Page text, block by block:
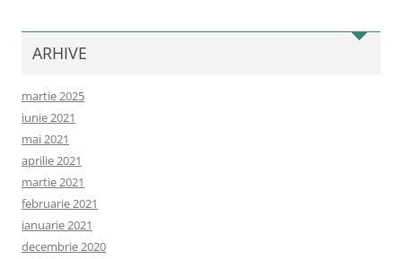
ARHIVE
martie 2025
iunie 2021
mai 2021
aprilie 2021
martie 2021
februarie 2021
ianuarie 2021
decembrie 2020